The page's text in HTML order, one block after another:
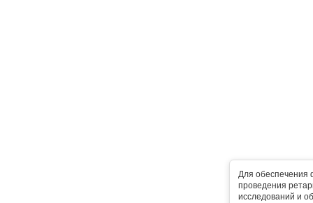
Для обеспечения
проведения
исследований и